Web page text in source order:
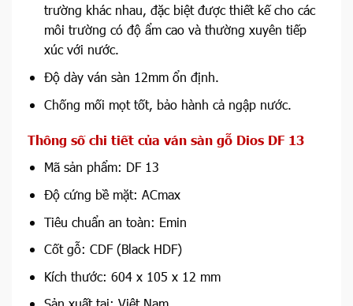
trường khác nhau, đặc biệt được thiết kế cho các
môi trường có độ ẩm cao và thường xuyên tiếp
xúc với nước.
Độ dày ván sàn 12mm ổn định.
Chống mối mọt tốt, bảo hành cả ngập nước.
Thông số chi tiết của ván sàn gỗ Dios DF 13
Mã sản phẩm: DF 13
Độ cứng bề mặt: ACmax
Tiêu chuẩn an toàn: Emin
Cốt gỗ: CDF (Black HDF)
Kích thước: 604 x 105 x 12 mm